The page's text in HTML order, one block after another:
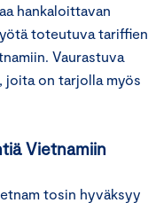
hankaloittavan
toteutuva tariffien
Vaurastuva
joita on tarjolla myös
Vietnamiin
tosin hyväksyy